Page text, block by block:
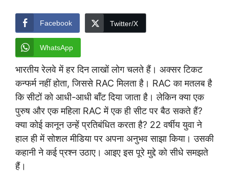
Facebook Twitter/X
WhatsApp
भारतीय रेलवे में हर दिन लाखों लोग चलते हैं। अक्सर टिकट
कन्फर्म नहीं होता, जिससे RAC मिलता है। RAC का मतलब है
कि सीटों को आधी-आधी बाँट दिया जाता है। लेकिन क्या एक
पुरुष और एक महिला RAC में एक ही सीट पर बैठ सकते हैं?
क्या कोई कानून उन्हें प्रतिबंधित करता है? 22 वर्षीय युवा ने
हाल ही में सोशल मीडिया पर अपना अनुभव साझा किया। उसकी
कहानी ने कई प्रश्न उठाए। आइए इस पूरे मुद्दे को सीधे समझते
हैं।